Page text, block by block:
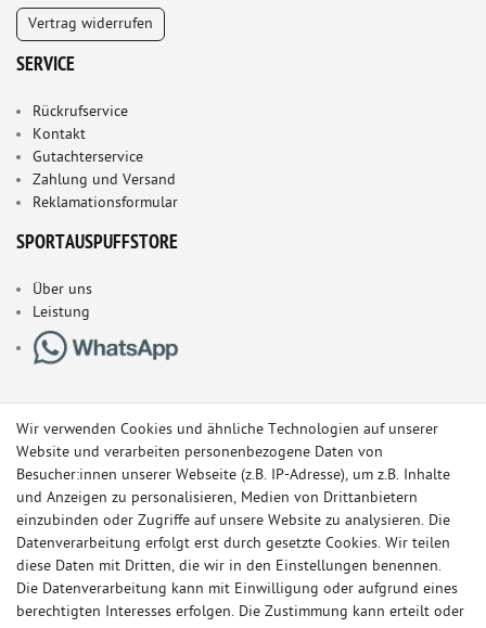
Vertrag widerrufen
SERVICE
Rückrufservice
Kontakt
Gutachterservice
Zahlung und Versand
Reklamationsformular
SPORTAUSPUFFSTORE
Über uns
Leistung
© Copyright 2026 Sportauspuff-Store.de - Alle Rechte vorbehalten.
Wir verwenden Cookies und ähnliche Technologien auf unserer
Website und verarbeiten personenbezogene Daten von
Besucher:innen unserer Webseite (z.B. IP-Adresse), um z.B. Inhalte
und Anzeigen zu personalisieren, Medien von Drittanbietern
einzubinden oder Zugriffe auf unsere Website zu analysieren. Die
Datenverarbeitung erfolgt erst durch gesetzte Cookies. Wir teilen
diese Daten mit Dritten, die wir in den Einstellungen benennen.
Die Datenverarbeitung kann mit Einwilligung oder aufgrund eines
berechtigten Interesses erfolgen. Die Zustimmung kann erteilt oder